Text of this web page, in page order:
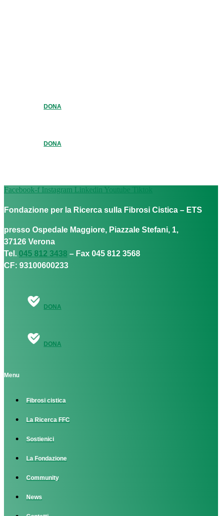
DONA
DONA
Facebook-f Instagram Linkedin Youtube Tiktok
Fondazione per la Ricerca sulla Fibrosi Cistica – ETS
presso Ospedale Maggiore, Piazzale Stefani, 1,
37126 Verona
Tel. 045 812 3438 – Fax 045 812 3568
CF: 93100600233
DONA
DONA
Menu
Fibrosi cistica
La Ricerca FFC
Sostienici
La Fondazione
Community
News